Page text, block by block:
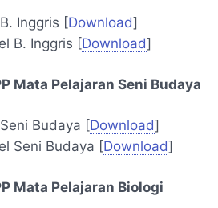
Inggris [Download]
B. Inggris [Download]
Mata Pelajaran Seni Budaya
Budaya [Download]
Seni Budaya [Download]
Mata Pelajaran Biologi